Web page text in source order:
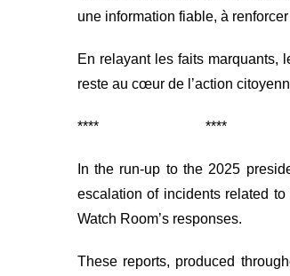
une information fiable, à
En relayant les faits marquants,
reste au cœur de l’action
****
In the run-up to the 2025
escalation of incidents related
Watch Room’s responses.
These reports, produced